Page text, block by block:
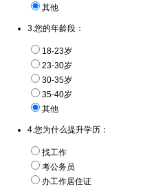
其他
3.您的年龄段：
18-23岁
23-30岁
30-35岁
35-40岁
其他
4.您为什么提升学历：
找工作
考公务员
办工作居住证